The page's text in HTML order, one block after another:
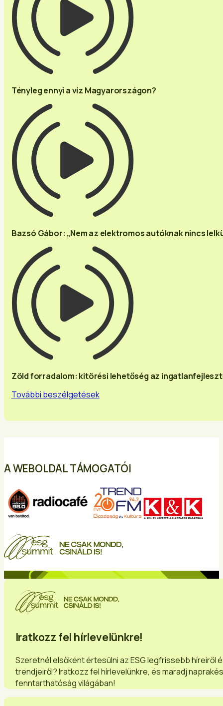
Tényleg ennyi a víz Magyarországon?
Bazsó Gábor: „Nem az elektromos autóknak nincs
Zöld forradalom: kitörési lehetőség az
További beszélgetések
A WEBOLDAL TÁMOGATÓI
Iratkozz fel hírlevelünkre!
Szeretnél elsőként értesülni az ESG legfrissebb híreiről
trendjeiről? Iratkozz fel hírlevelünkre, és maradj
fenntarthatóság világában!